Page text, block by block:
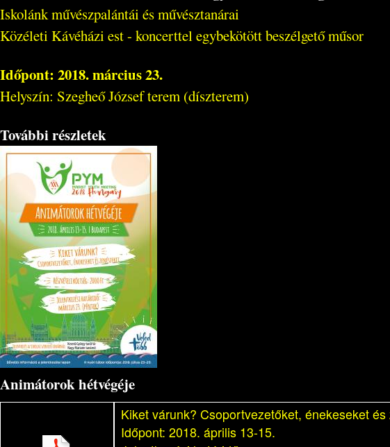
Iskolánk művészpalántái és művésztanárai
Közéleti Kávéházi est - koncerttel egybekötött beszélgető műsor
Időpont: 2018. március 23.
Helyszín: Szegheő József terem (díszterem)
További részletek
Animátorok hétvégéje
Kiket várunk? Csoportvezetőket, énekeseket és
Időpont: 2018. április 13-15.